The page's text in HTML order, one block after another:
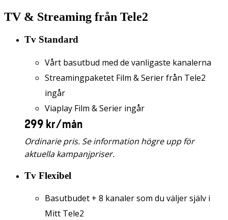
TV & Streaming från Tele2
Tv Standard
Vårt basutbud med de vanligaste kanalerna
Streamingpaketet Film & Serier från Tele2
ingår
Viaplay Film & Serier ingår
299 kr/mån
Ordinarie pris. Se information högre upp för
aktuella kampanjpriser.
Tv Flexibel
Basutbudet + 8 kanaler som du väljer själv i
Mitt Tele2